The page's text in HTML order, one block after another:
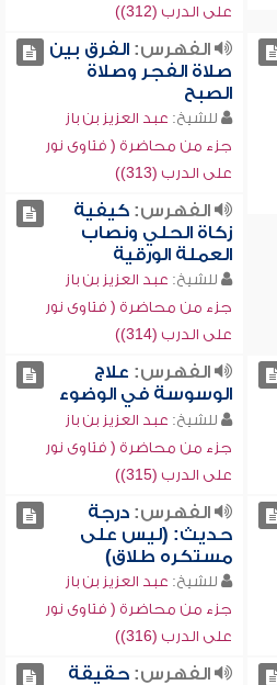
على الدرب (312))
الفهرس:الفرق بين
صلاة الفجر وصلاة
الصبح
للشيخ: عبد العزيز بن باز
جزء من محاضرة ( فتاوى نور
على الدرب (313))
الفهرس:كيفية
زكاة الحلي ونصاب
العملة الورقية
للشيخ: عبد العزيز بن باز
جزء من محاضرة ( فتاوى نور
على الدرب (314))
الفهرس: علاج
الوسوسة في الوضوء
للشيخ: عبد العزيز بن باز
جزء من محاضرة ( فتاوى نور
على الدرب (315))
الفهرس:درجة
حديث: (ليس على
مستكره طلاق)
للشيخ: عبد العزيز بن باز
جزء من محاضرة ( فتاوى نور
على الدرب (316))
الفهرس:حقيقة